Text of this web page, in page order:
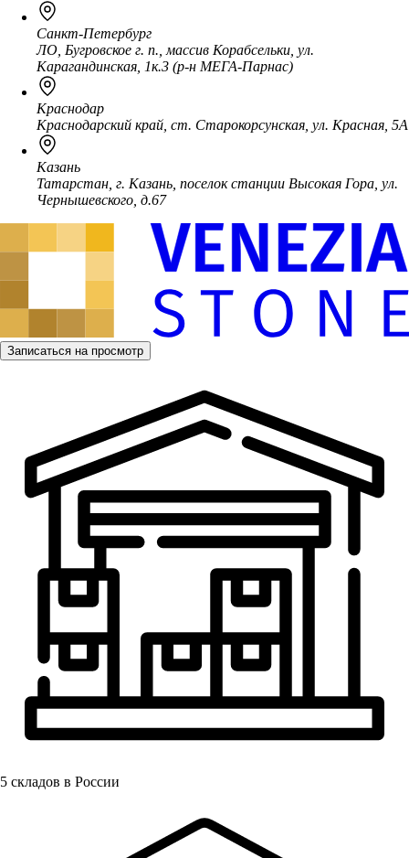
Санкт-Петербург
ЛО, Бугровское г. п., массив Корабсельки, ул.
Карагандинская, 1к.3 (р-н МЕГА-Парнас)
Краснодар
Краснодарский край, ст. Старокорсунская, ул. Красная, 5А
Казань
Татарстан, г. Казань, поселок станции Высокая Гора, ул.
Чернышевского, д.67
Записаться на просмотр
5 складов в России